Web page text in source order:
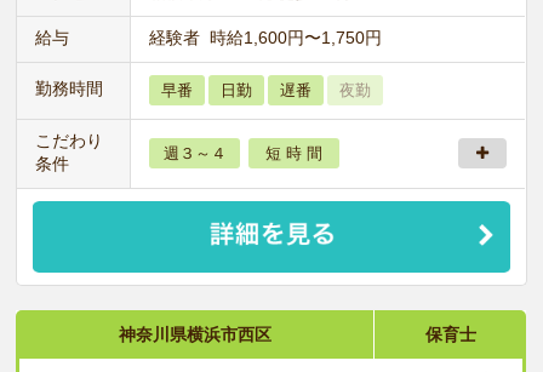
給与 経験者 時給1,600円〜1,750円
勤務時間 早番 日勤 遅番 夜勤
こだわり
条件
週３～４ 短 時 間
神奈川県横浜市西区 保育士